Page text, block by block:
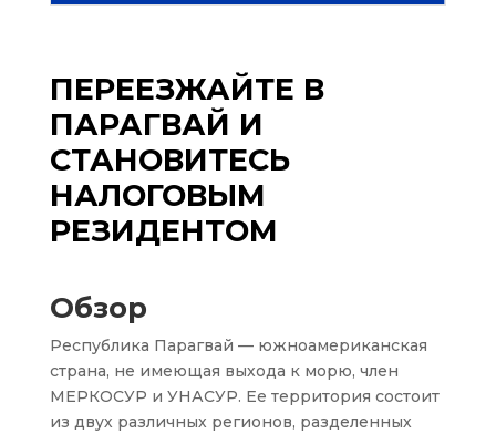
ПЕРЕЕЗЖАЙТЕ В
ПАРАГВАЙ И
СТАНОВИТЕСЬ
НАЛОГОВЫМ
РЕЗИДЕНТОМ
Обзор
Республика Парагвай — южноамериканская
страна, не имеющая выхода к морю, член
МЕРКОСУР и УНАСУР. Ее территория состоит
из двух различных регионов, разделенных